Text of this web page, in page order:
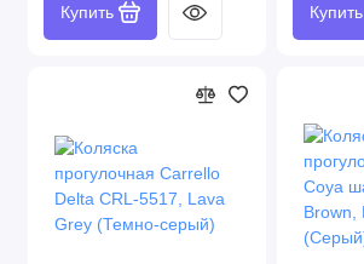
Купить Купить